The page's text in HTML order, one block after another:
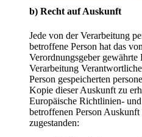
b) Recht auf Auskunft
Jede von der Verarbeitung
betroffene Person hat das
Verordnungsgeber
Verarbeitung
Person gespeicherten
Kopie dieser Auskunft zu
Europäische Richtlinien-
betroffenen Person
zugestanden: